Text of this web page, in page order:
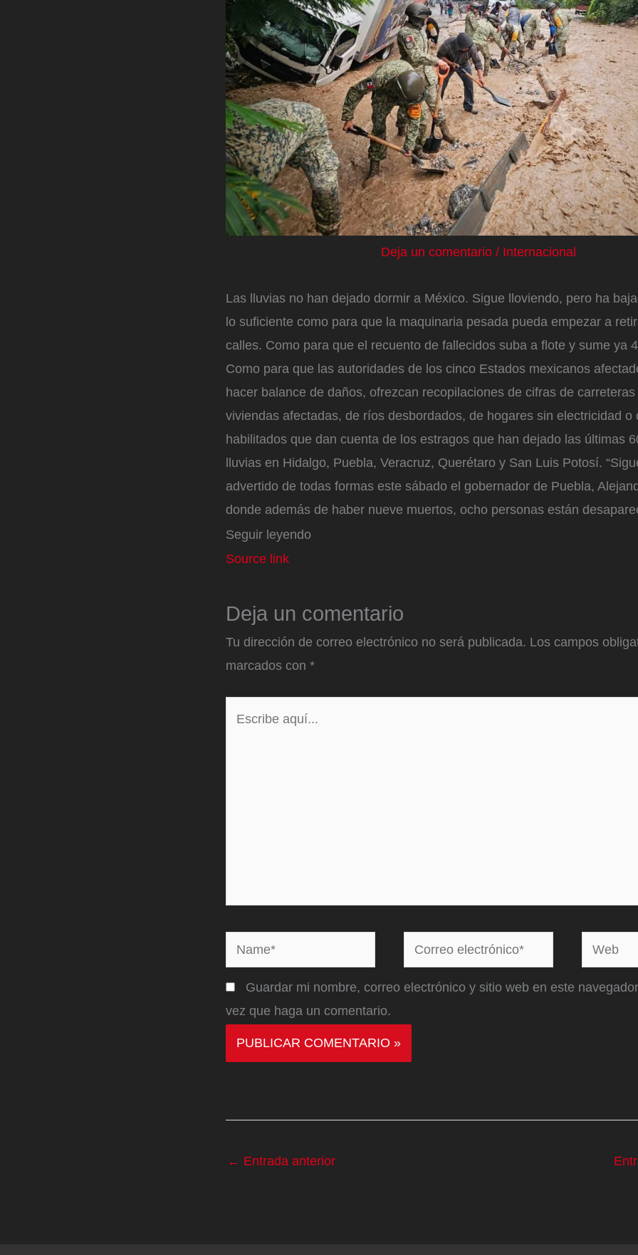
Deja un comentario / Internacional
Las lluvias no han dejado dormir a México. Sigue lloviendo, pero ha
lo suficiente como para que la maquinaria pesada pueda empezar a
calles. Como para que el recuento de fallecidos suba a flote y sume ya
Como para que las autoridades de los cinco Estados mexicanos
hacer balance de daños, ofrezcan recopilaciones de cifras de
viviendas afectadas, de ríos desbordados, de hogares sin electricidad o
habilitados que dan cuenta de los estragos que han dejado las últimas
lluvias en Hidalgo, Puebla, Veracruz, Querétaro y San Luis Potosí.
advertido de todas formas este sábado el gobernador de Puebla,
donde además de haber nueve muertos, ocho personas están
Seguir leyendo
Source link
Deja un comentario
Tu dirección de correo electrónico no será publicada. Los campos
marcados con *
Name*
Correo
electrónico*
Web
Guardar mi nombre, correo electrónico y sitio web en este
vez que haga un comentario.
← Entrada anterior